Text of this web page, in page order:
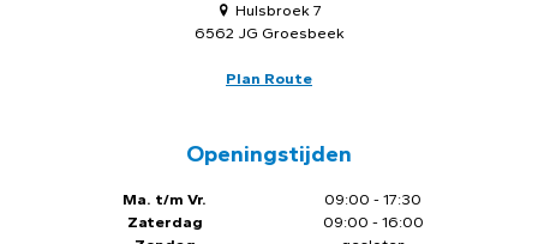
Hulsbroek 7
6562 JG Groesbeek
Plan Route
Openingstijden
Ma. t/m Vr.
Zaterdag
09:00 - 17:30
09:00 - 16:00